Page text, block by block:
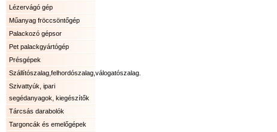
Lézervágó gép
Műanyag fröccsöntőgép
Palackozó gépsor
Pet palackgyártógép
Présgépek
Szállítószalag,felhordószalag,válogatószalag.
Szivattyúk, ipari
segédanyagok, kiegészítők
Tárcsás darabolók
Targoncák és emelőgépek